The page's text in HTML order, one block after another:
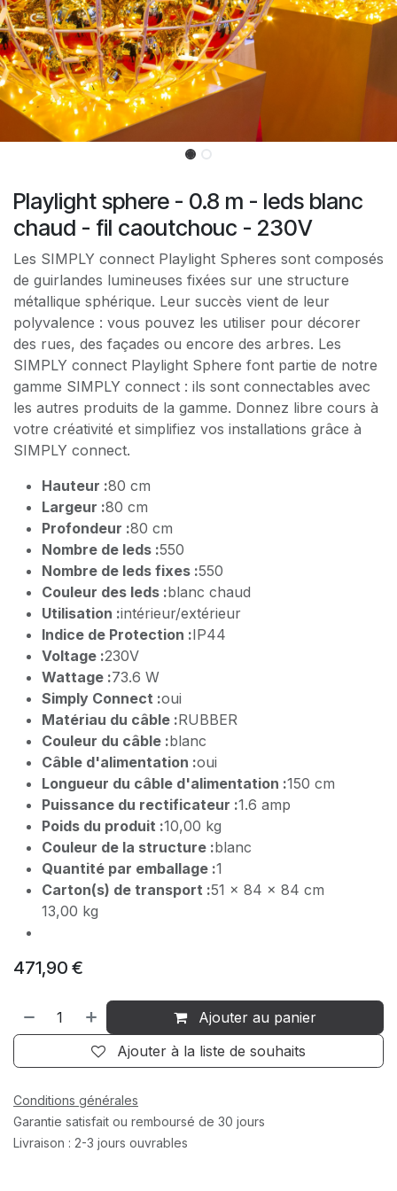
Playlight sphere - 0.8 m - leds blanc
chaud - fil caoutchouc - 230V
Les SIMPLY connect Playlight Spheres sont composés
de guirlandes lumineuses fixées sur une structure
métallique sphérique. Leur succès vient de leur
polyvalence : vous pouvez les utiliser pour décorer
des rues, des façades ou encore des arbres. Les
SIMPLY connect Playlight Sphere font partie de notre
gamme SIMPLY connect : ils sont connectables avec
les autres produits de la gamme. Donnez libre cours à
votre créativité et simplifiez vos installations grâce à
SIMPLY connect.
Hauteur :80 cm
Largeur :80 cm
Profondeur :80 cm
Nombre de leds :550
Nombre de leds fixes :550
Couleur des leds :blanc chaud
Utilisation :intérieur/extérieur
Indice de Protection :IP44
Voltage :230V
Wattage :73.6 W
Simply Connect :oui
Matériau du câble :RUBBER
Couleur du câble :blanc
Câble d'alimentation :oui
Longueur du câble d'alimentation :150 cm
Puissance du rectificateur :1.6 amp
Poids du produit :10,00 kg
Couleur de la structure :blanc
Quantité par emballage :1
Carton(s) de transport :51 x 84 x 84 cm
13,00 kg
471,90 €
Ajouter au panier
Ajouter à la liste de souhaits
Conditions générales
Garantie satisfait ou remboursé de 30 jours
Livraison : 2-3 jours ouvrables